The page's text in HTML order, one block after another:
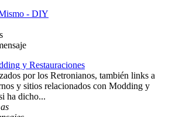
- DIY
y Restauraciones
por los Retronianos, también links a
y sitios relacionados con Modding y
ha dicho...